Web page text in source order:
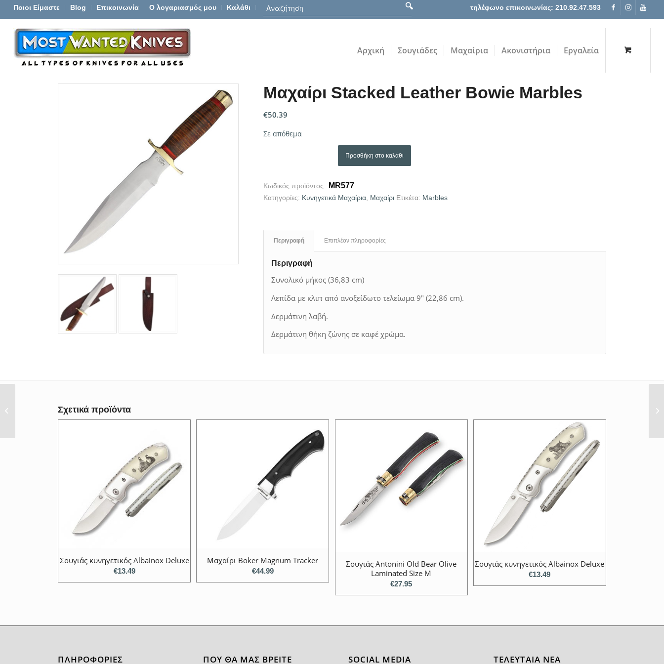
Ποιοι Είμαστε Blog Επικοινωνία Ο λογαριασμός μου Καλάθι τηλέφωνο επικοινωνίας: 210.92.47.593
Αρχική Σουγιάδες Μαχαίρια Ακονιστήρια Εργαλεία
Mαχαίρι Stacked Leather Bowie Μarbles
€50.39
Σε απόθεμα
Προσθήκη στο καλάθι
Κωδικός προϊόντος: MR577
Κατηγορίες: Κυνηγετικά Μαχαίρια, Μαχαίρι Ετικέτα: Marbles
Περιγραφή Επιπλέον πληροφορίες
Περιγραφή
Συνολικό μήκος (36,83 cm)
Λεπίδα με κλιπ από ανοξείδωτο τελείωμα 9″ (22,86 cm).
Δερμάτινη λαβή.
Δερμάτινη θήκη ζώνης σε καφέ χρώμα.
Σχετικά προϊόντα
Σουγιάς κυνηγετικός Albainox Deluxe
€13.49
Μαχαίρι Boker Magnum Tracker
€44.99
Σουγιάς Antonini Old Bear Olive
Laminated Size M
€27.95
Σουγιάς κυνηγετικός Albainox Deluxe
€13.49
ΠΛΗΡΟΦΟΡΙΕΣ ΠΟΥ ΘΑ ΜΑΣ ΒΡΕΊΤΕ SOCIAL MEDIA ΤΕΛΕΥΤΑΙΑ ΝΕΑ
Σουγιάς Ανοξείδωτος
Riggers Μarbles